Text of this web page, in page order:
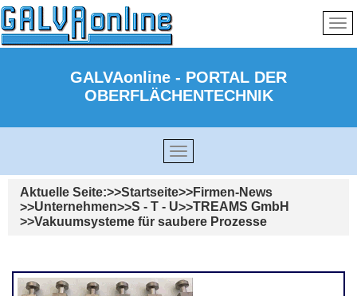
GALVAonline - PORTAL DER
OBERFLÄCHENTECHNIK
Aktuelle Seite: Startseite
Firmen-News
Unternehmen
S - T - U
TREAMS GmbH
Vakuumsysteme für saubere Prozesse